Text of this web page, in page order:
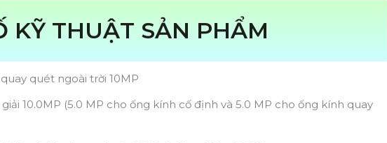
KỸ THUẬT SẢN PHẨM
quét ngoài trời 10MP
10.0MP (5.0 MP cho ống kính cố định và 5.0 MP cho ống kính quay